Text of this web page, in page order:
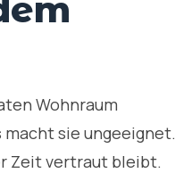
Wohnraum
sie ungeeignet.
Zeit vertraut bleibt.